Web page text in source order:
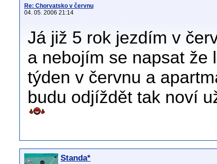
Re: Chorvatsko v červnu
04. 05. 2006 21:14
Já již 5 rok jezdím v
a nebojím se napsat že
týden v červnu a
budu odjíždět tak noví
Standa*